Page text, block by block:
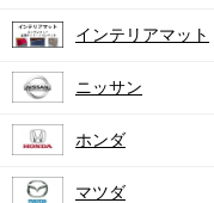
インテリアマット
ニッサン
ホンダ
マツダ